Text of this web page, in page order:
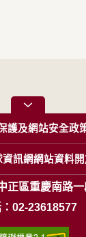
護及網站安全政
資訊網網站資料
正區重慶南路
02-23618577